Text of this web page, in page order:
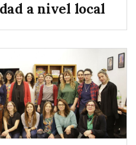
a nivel local